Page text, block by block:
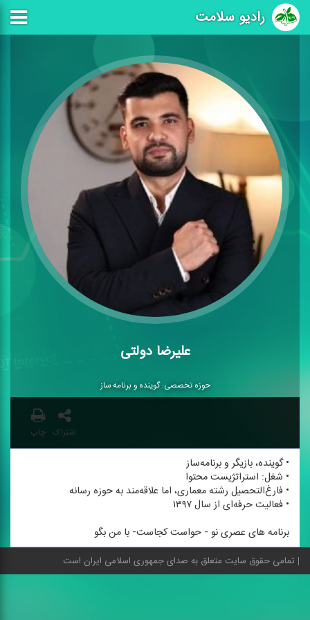
رادیو سلامت
علیرضا دولتی
حوزه تخصصی: گوینده و برنامه ساز
اشتراک چاپ
• گوینده، بازیگر و برنامه‌ساز
• شغل: استراتژیست محتوا
• فارغ‌التحصیل رشته معماری، اما علاقه‌مند به حوزه رسانه
• فعالیت حرفه‌ای از سال ۱۳۹۷
برنامه های عصری نو - حواست كجاست- با من بگو
تمامی حقوق سایت متعلق به صدای جمهوری اسلامی ایران است